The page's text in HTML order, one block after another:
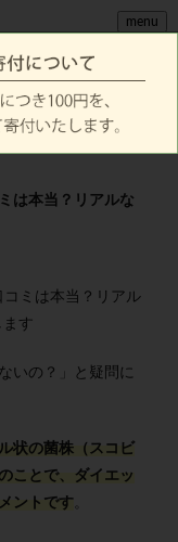
menu
は本当？リアルな
いの？」と疑問に
状の菌株（スコビ
ことで、ダイエッ
ントです